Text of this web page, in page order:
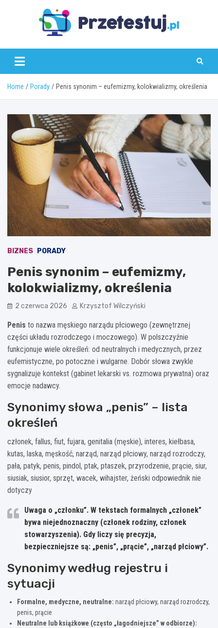
przetestuj.pl
Home Porady Penis synonim – eufemizmy, kolokwializmy, określenia
BIZNES PORADY
Penis synonim – eufemizmy,
kolokwializmy, określenia
2 czerwca 2026 Krzysztof Wilczyński
Penis to nazwa męskiego narządu płciowego (zewnętrznej
części układu rozrodczego i moczowego). W polszczyźnie
funkcjonuje wiele określeń: od neutralnych i medycznych, przez
eufemistyczne, po potoczne i wulgarne. Dobór słowa zwykle
sygnalizuje kontekst (gabinet lekarski vs. rozmowa prywatna) oraz
emocje nadawcy.
Synonimy słowa „penis” – lista
określeń
członek, fallus, fiut, fujara, genitalia (męskie), interes, kiełbasa,
kutas, laska, męskość, narząd, narząd płciowy, narząd rozrodczy,
pała, patyk, penis, pindol, ptak, ptaszek, przyrodzenie, prącie, siur,
siusiak, siusior, sprzęt, wacek, wihajster, żeński odpowiednik nie
dotyczy
Uwaga o „członku”. W tekstach formalnych „członek”
bywa niejednoznaczny (członek rodziny, członek
stowarzyszenia). Gdy liczy się precyzja,
bezpieczniejsze są: „penis”, „prącie”, „narząd płciowy”.
Synonimy według rejestru i
sytuacji
Formalne, medyczne, neutralne: narząd płciowy, narząd rozrodczy,
penis, prącie
Neutralne lub książkowe (często „łagodniejsze” w odbiorze):